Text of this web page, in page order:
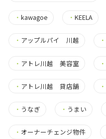
・ kawagoe ・KEELA
・ アップルパイ 川越 ・
・ アトレ川越 美容室 ・
・ アトレ川越 貸店舗 ・
・ うなぎ ・ うまい
・ オーナーチェンジ物件